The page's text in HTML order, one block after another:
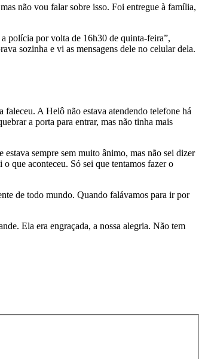
não vou falar sobre isso. Foi entregue à família,
polícia por volta de 16h30 de quinta-feira”,
sozinha e vi as mensagens dele no celular dela.
A Helô não estava atendendo telefone há
a porta para entrar, mas não tinha mais
estava sempre sem muito ânimo, mas não sei dizer
que aconteceu. Só sei que tentamos fazer o
de todo mundo. Quando falávamos para ir por
Ela era engraçada, a nossa alegria. Não tem